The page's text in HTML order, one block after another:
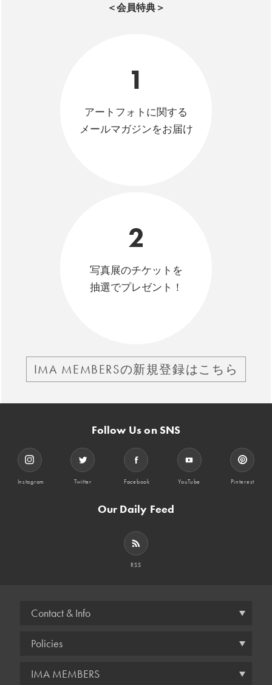
＜会員特典＞
1
アートフォトに関する
メールマガジンをお届け
2
写真展のチケットを
抽選でプレゼント！
IMA MEMBERSの新規登録はこちら
Follow Us on SNS
Instagram Twitter Facebook YouTube Pinterest
Our Daily Feed
RSS
Contact & Info
Policies
IMA MEMBERS